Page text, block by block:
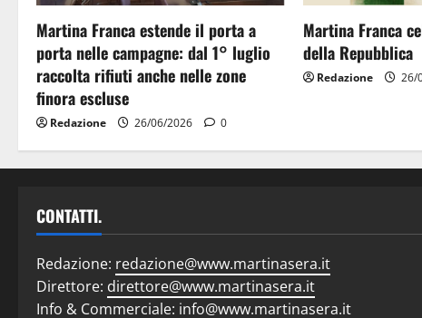
Martina Franca estende il porta a
porta nelle campagne: dal 1° luglio
raccolta rifiuti anche nelle zone
finora escluse
Redazione 26/06/2026 0
Martina Franca
della Repubblica
Redazione 26/
CONTATTI.
Redazione: redazione@www.martinasera.it
Direttore: direttore@www.martinasera.it
Info & Commerciale: info@www.martinasera.it